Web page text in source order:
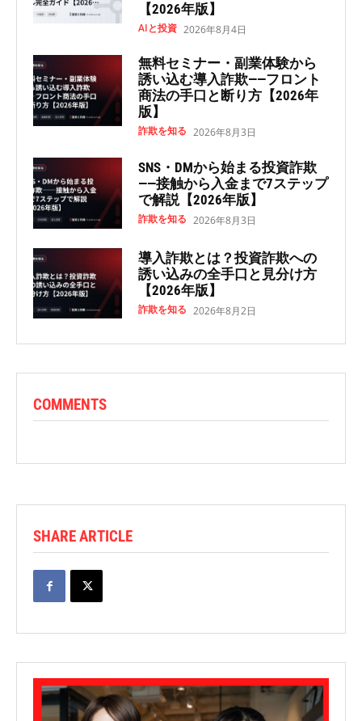
【2026年版】
AIと投資 2026年8月4日
無料セミナー・副業体験から
誘い込む導入詐欺——フロント
商法の手口と断り方【2026年
版】
詐欺を知る 2026年8月3日
SNS・DMから始まる投資詐欺
——接触から入金まで7ステップ
で解説【2026年版】
詐欺を知る 2026年8月3日
導入詐欺とは？投資詐欺への
誘い込みの全手口と見分け方
【2026年版】
詐欺を知る 2026年8月2日
COMMENTS
SHARE ARTICLE